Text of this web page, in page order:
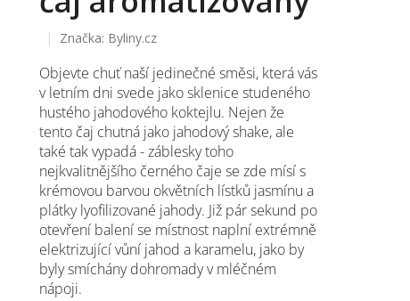
Objevte chuť naší jedinečné směsi, která vás
v letním dni svede jako sklenice studeného
hustého jahodového koktejlu. Nejen že
tento čaj chutná jako jahodový shake, ale
také tak vypadá - záblesky toho
nejkvalitnějšího černého čaje se zde mísí s
krémovou barvou okvětních lístků jasmínu a
plátky lyofilizované jahody. Již pár sekund po
otevření balení se místnost naplní extrémně
elektrizující vůní jahod a karamelu, jako by
byly smíchány dohromady v mléčném
nápoji.
Značka: Byliny.cz